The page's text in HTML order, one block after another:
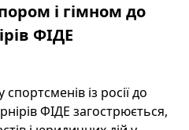
і гімном до
ФІДЕ
із росії до
ФІДЕ загострюється,